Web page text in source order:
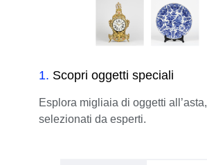
1. Scopri oggetti speciali
Esplora migliaia di oggetti all’asta,
selezionati da esperti.